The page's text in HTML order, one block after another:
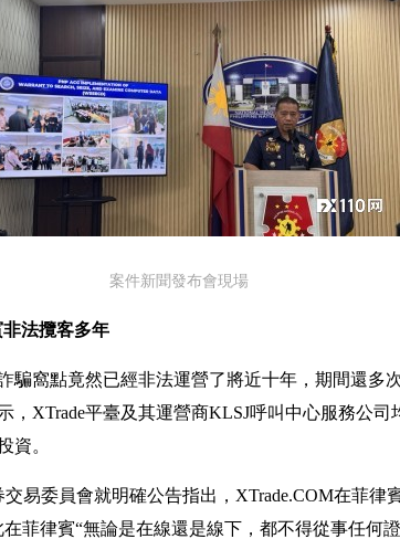
案件新聞發布會現場
法攬客多年
騙窩點竟然已經非法運營了將近十年，期間還多
，XTrade平臺及其運營商KLSJ呼叫中心服務公司
資。
易委員會就明確公告指出，XTrade.COM在菲律
菲律賓“無論是在線還是線下，都不得從事任何